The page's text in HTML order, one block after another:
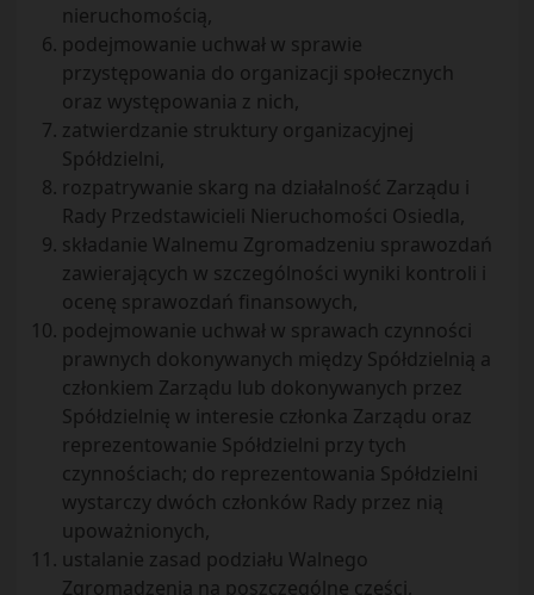
nieruchomością,
podejmowanie uchwał w sprawie
przystępowania do organizacji społecznych
oraz występowania z nich,
zatwierdzanie struktury organizacyjnej
Spółdzielni,
rozpatrywanie skarg na działalność Zarządu i
Rady Przedstawicieli Nieruchomości Osiedla,
składanie Walnemu Zgromadzeniu sprawozdań
zawierających w szczególności wyniki kontroli i
ocenę sprawozdań finansowych,
podejmowanie uchwał w sprawach czynności
prawnych dokonywanych między Spółdzielnią a
członkiem Zarządu lub dokonywanych przez
Spółdzielnię w interesie członka Zarządu oraz
reprezentowanie Spółdzielni przy tych
czynnościach; do reprezentowania Spółdzielni
wystarczy dwóch członków Rady przez nią
upoważnionych,
ustalanie zasad podziału Walnego
Zgromadzenia na poszczególne części,